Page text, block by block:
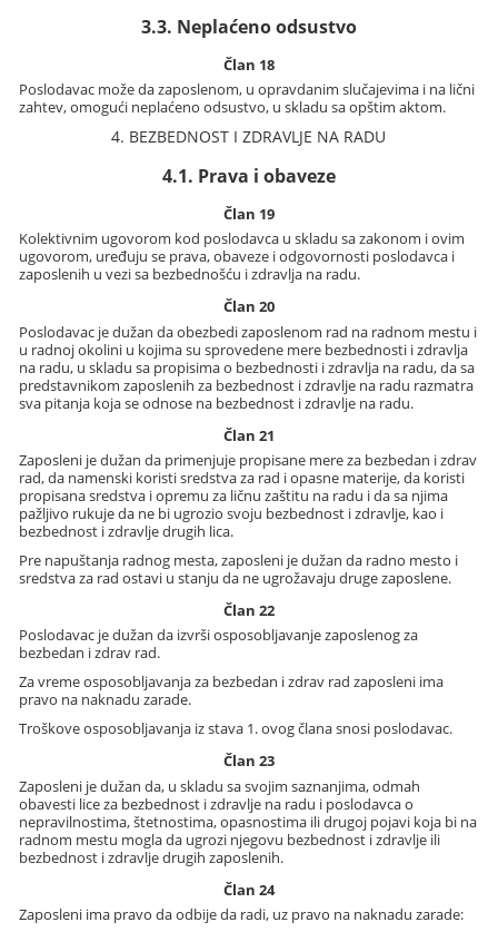
3.3. Neplaćeno odsustvo
Član 18
Poslodavac može da zaposlenom, u opravdanim slučajevima i na lični
zahtev, omogući neplaćeno odsustvo, u skladu sa opštim aktom.
4. BEZBEDNOST I ZDRAVLJE NA RADU
4.1. Prava i obaveze
Član 19
Kolektivnim ugovorom kod poslodavca u skladu sa zakonom i ovim
ugovorom, uređuju se prava, obaveze i odgovornosti poslodavca i
zaposlenih u vezi sa bezbednošću i zdravlja na radu.
Član 20
Poslodavac je dužan da obezbedi zaposlenom rad na radnom mestu i
u radnoj okolini u kojima su sprovedene mere bezbednosti i zdravlja
na radu, u skladu sa propisima o bezbednosti i zdravlja na radu, da sa
predstavnikom zaposlenih za bezbednost i zdravlje na radu razmatra
sva pitanja koja se odnose na bezbednost i zdravlje na radu.
Član 21
Zaposleni je dužan da primenjuje propisane mere za bezbedan i zdrav
rad, da namenski koristi sredstva za rad i opasne materije, da koristi
propisana sredstva i opremu za ličnu zaštitu na radu i da sa njima
pažljivo rukuje da ne bi ugrozio svoju bezbednost i zdravlje, kao i
bezbednost i zdravlje drugih lica.
Pre napuštanja radnog mesta, zaposleni je dužan da radno mesto i
sredstva za rad ostavi u stanju da ne ugrožavaju druge zaposlene.
Član 22
Poslodavac je dužan da izvrši osposobljavanje zaposlenog za
bezbedan i zdrav rad.
Za vreme osposobljavanja za bezbedan i zdrav rad zaposleni ima
pravo na naknadu zarade.
Troškove osposobljavanja iz stava 1. ovog člana snosi poslodavac.
Član 23
Zaposleni je dužan da, u skladu sa svojim saznanjima, odmah
obavesti lice za bezbednost i zdravlje na radu i poslodavca o
nepravilnostima, štetnostima, opasnostima ili drugoj pojavi koja bi na
radnom mestu mogla da ugrozi njegovu bezbednost i zdravlje ili
bezbednost i zdravlje drugih zaposlenih.
Član 24
Zaposleni ima pravo da odbije da radi, uz pravo na naknadu zarade: